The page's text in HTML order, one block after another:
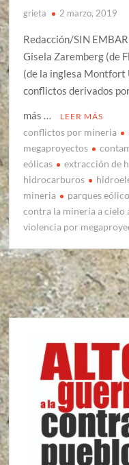
grieta 2 marzo, 2019
Redacción/SIN
Gisela Zaremberg (de
(de la inglesa Montfort
conflictos derivados
más …
LEER MÁS
conflictos por mineria
megaproyectos
eólicas
extracción de
hidrocarburos
mineria
parques
contra la minería a cielo
violencia por